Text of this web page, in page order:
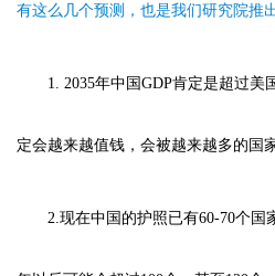
有这么几个预测，也是我们研究院推
1. 2035年中国GDP肯定是超过
定会越来越值钱，会被越来越多的国
2.现在中国的护照已有60-70个